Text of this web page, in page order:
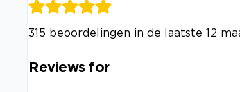
315 beoordelingen in de laatste 12
Reviews for